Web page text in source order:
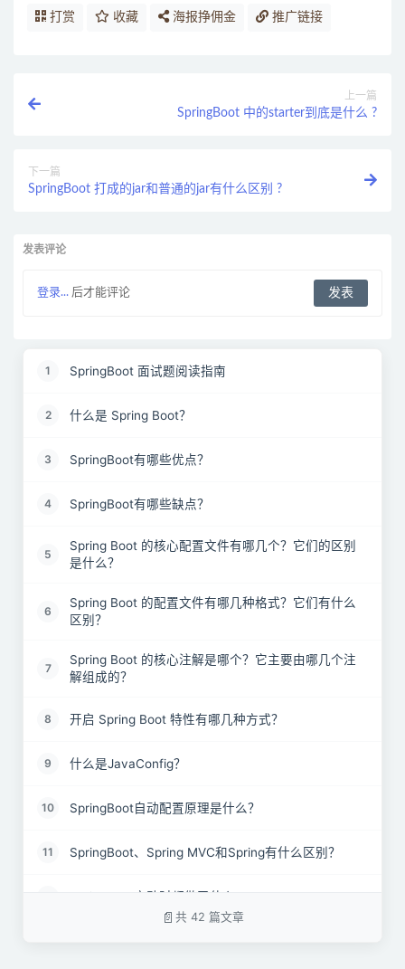
打赏 收藏 海报挣佣金 推广链接
上一篇
SpringBoot 中的starter到底是什么 ?
下一篇
SpringBoot 打成的jar和普通的jar有什么区别 ?
发表评论
登录... 后才能评论
1 SpringBoot 面试题阅读指南
2 什么是 Spring Boot？
3 SpringBoot有哪些优点？
4 SpringBoot有哪些缺点？
5
Spring Boot 的核心配置文件有哪几个？它们的区别
是什么？
6
Spring Boot 的配置文件有哪几种格式？它们有什么
区别？
7
Spring Boot 的核心注解是哪个？它主要由哪几个注
解组成的？
8 开启 Spring Boot 特性有哪几种方式？
9 什么是JavaConfig？
10 SpringBoot自动配置原理是什么？
11 SpringBoot、Spring MVC和Spring有什么区别？
SpringBoot启动时都做了什么?
共 42 篇文章